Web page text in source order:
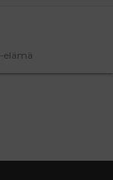
elämä